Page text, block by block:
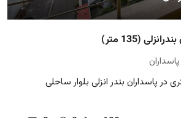
(135 متر)
آپارتمان 135 متری در پاسداران بندر انزلی بلوار ساحلی